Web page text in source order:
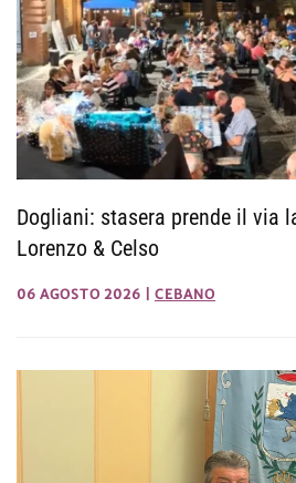
Dogliani: stasera prende il via
Lorenzo & Celso
06 AGOSTO 2026 CEBANO